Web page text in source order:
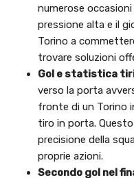
numerose
pressione alta e il
Torino a
trovare soluzioni
Gol e statistica
verso la porta
fronte di un Torino
tiro in porta.
precisione della
proprie azioni.
Secondo gol nel